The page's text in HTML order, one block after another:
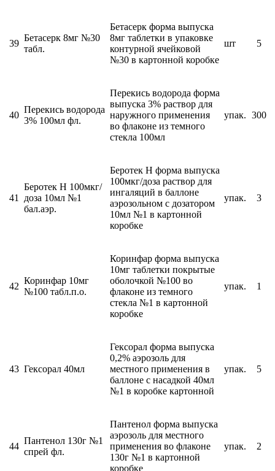
39
Бетасерк 8мг №30
табл.
Бетасерк форма выпуска
8мг таблетки в упаковке
контурной ячейковой
№30 в картонной коробке
шт 5
40
Перекись водорода
3% 100мл фл.
Перекись водорода форма
выпуска 3% раствор для
наружного применения
во флаконе из темного
стекла 100мл
упак. 300
41
Беротек Н 100мкг/
доза 10мл №1
бал.аэр.
Беротек Н форма выпуска
100мкг/доза раствор для
ингаляций в баллоне
аэрозольном с дозатором
10мл №1 в картонной
коробке
упак. 3
42
Коринфар 10мг
№100 табл.п.о.
Коринфар форма выпуска
10мг таблетки покрытые
оболочкой №100 во
флаконе из темного
стекла №1 в картонной
коробке
упак. 1
43 Гексорал 40мл
Гексорал форма выпуска
0,2% аэрозоль для
местного применения в
баллоне с насадкой 40мл
№1 в коробке картонной
упак. 5
44
Пантенол 130г №1
спрей фл.
Пантенол форма выпуска
аэрозоль для местного
применения во флаконе
130г №1 в картонной
коробке
упак. 2